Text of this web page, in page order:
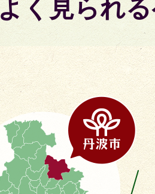
よく見られ